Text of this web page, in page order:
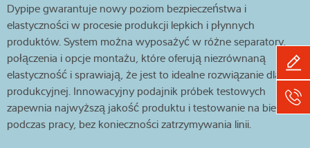
Dypipe gwarantuje nowy poziom bezpieczeństwa i
elastyczności w procesie produkcji lepkich i płynnych
produktów. System można wyposażyć w różne separatory,
połączenia i opcje montażu, które oferują niezrównaną
elastyczność i sprawiają, że jest to idealne rozwiązanie dla linii
produkcyjnej. Innowacyjny podajnik próbek testowych
zapewnia najwyższą jakość produktu i testowanie na bieżąco
podczas pracy, bez konieczności zatrzymywania linii.